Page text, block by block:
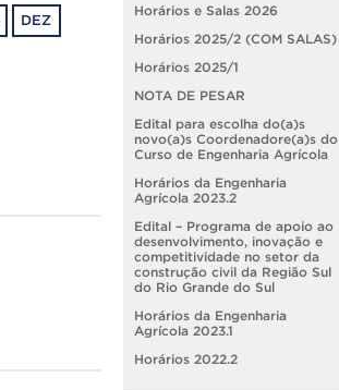
DEZ
Horários e Salas 2026
Horários 2025/2 (COM SALAS)
Horários 2025/1
NOTA DE PESAR
Edital para escolha do(a)s
novo(a)s Coordenadore(a)s do
Curso de Engenharia Agrícola
Horários da Engenharia
Agrícola 2023.2
Edital – Programa de apoio ao
desenvolvimento, inovação e
competitividade no setor da
construção civil da Região Sul
do Rio Grande do Sul
Horários da Engenharia
Agrícola 2023.1
Horários 2022.2